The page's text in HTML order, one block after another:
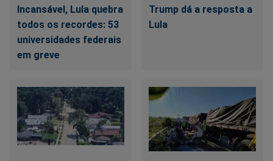
Incansável, Lula quebra
todos os recordes: 53
universidades federais
em greve
Trump dá a resposta a
Lula